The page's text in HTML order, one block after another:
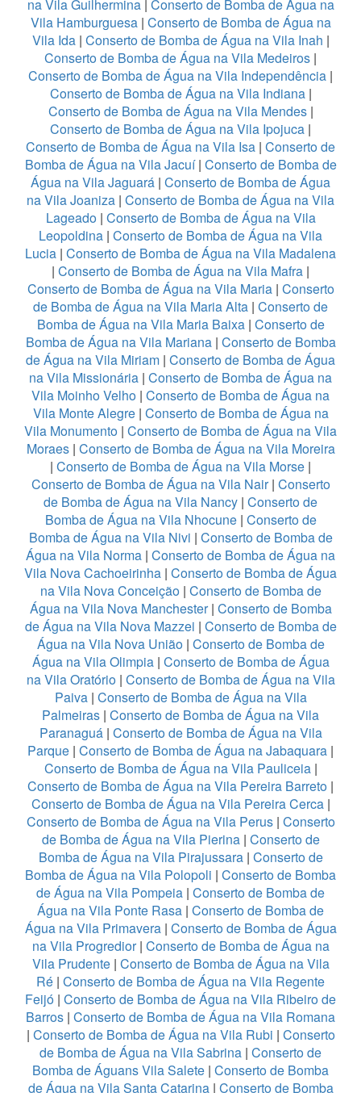
na Vila Guilhermina| Conserto de Bomba de Água na
Vila Hamburguesa| Conserto de Bomba de Água na
Vila Ida| Conserto de Bomba de Água na Vila Inah |
Conserto de Bomba de Água na Vila Medeiros |
Conserto de Bomba de Água na Vila Independência |
Conserto de Bomba de Água na Vila Indiana|
Conserto de Bomba de Água na Vila Mendes|
Conserto de Bomba de Água na Vila Ipojuca |
Conserto de Bomba de Água na Vila Isa | Conserto de
Bomba de Água na Vila Jacuí| Conserto de Bomba de
Água na Vila Jaguará | Conserto de Bomba de Água
na Vila Joaniza | Conserto de Bomba de Água na Vila
Lageado| Conserto de Bomba de Água na Vila
Leopoldina | Conserto de Bomba de Água na Vila
Lucia | Conserto de Bomba de Água na Vila Madalena
| Conserto de Bomba de Água na Vila Mafra |
Conserto de Bomba de Água na Vila Maria| Conserto
de Bomba de Água na Vila Maria Alta | Conserto de
Bomba de Água na Vila Maria Baixa| Conserto de
Bomba de Água na Vila Mariana| Conserto de Bomba
de Água na Vila Miriam | Conserto de Bomba de Água
na Vila Missionária | Conserto de Bomba de Água na
Vila Moinho Velho | Conserto de Bomba de Água na
Vila Monte Alegre| Conserto de Bomba de Água na
Vila Monumento | Conserto de Bomba de Água na Vila
Moraes| Conserto de Bomba de Água na Vila Moreira
| Conserto de Bomba de Água na Vila Morse |
Conserto de Bomba de Água na Vila Nair| Conserto
de Bomba de Água na Vila Nancy | Conserto de
Bomba de Água na Vila Nhocune| Conserto de
Bomba de Água na Vila Nivi | Conserto de Bomba de
Água na Vila Norma | Conserto de Bomba de Água na
Vila Nova Cachoeirinha | Conserto de Bomba de Água
na Vila Nova Conceição| Conserto de Bomba de
Água na Vila Nova Manchester| Conserto de Bomba
de Água na Vila Nova Mazzei | Conserto de Bomba de
Água na Vila Nova União| Conserto de Bomba de
Água na Vila Olimpia| Conserto de Bomba de Água
na Vila Oratório| Conserto de Bomba de Água na Vila
Paiva| Conserto de Bomba de Água na Vila
Palmeiras | Conserto de Bomba de Água na Vila
Paranaguá| Conserto de Bomba de Água na Vila
Parque | Conserto de Bomba de Água na Jabaquara |
Conserto de Bomba de Água na Vila Pauliceia|
Conserto de Bomba de Água na Vila Pereira Barreto |
Conserto de Bomba de Água na Vila Pereira Cerca|
Conserto de Bomba de Água na Vila Perus| Conserto
de Bomba de Água na Vila Pierina| Conserto de
Bomba de Água na Vila Pirajussara| Conserto de
Bomba de Água na Vila Polopoli | Conserto de Bomba
de Água na Vila Pompeia | Conserto de Bomba de
Água na Vila Ponte Rasa | Conserto de Bomba de
Água na Vila Primavera| Conserto de Bomba de Água
na Vila Progredior| Conserto de Bomba de Água na
Vila Prudente| Conserto de Bomba de Água na Vila
Ré | Conserto de Bomba de Água na Vila Regente
Feijó | Conserto de Bomba de Água na Vila Ribeiro de
Barros | Conserto de Bomba de Água na Vila Romana
| Conserto de Bomba de Água na Vila Rubi | Conserto
de Bomba de Água na Vila Sabrina | Conserto de
Bomba de Águans Vila Salete | Conserto de Bomba
de Água na Vila Santa Catarina| Conserto de Bomba